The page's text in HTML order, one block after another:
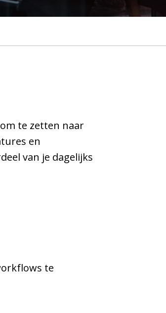
te zetten naar
en
van je dagelijks
te